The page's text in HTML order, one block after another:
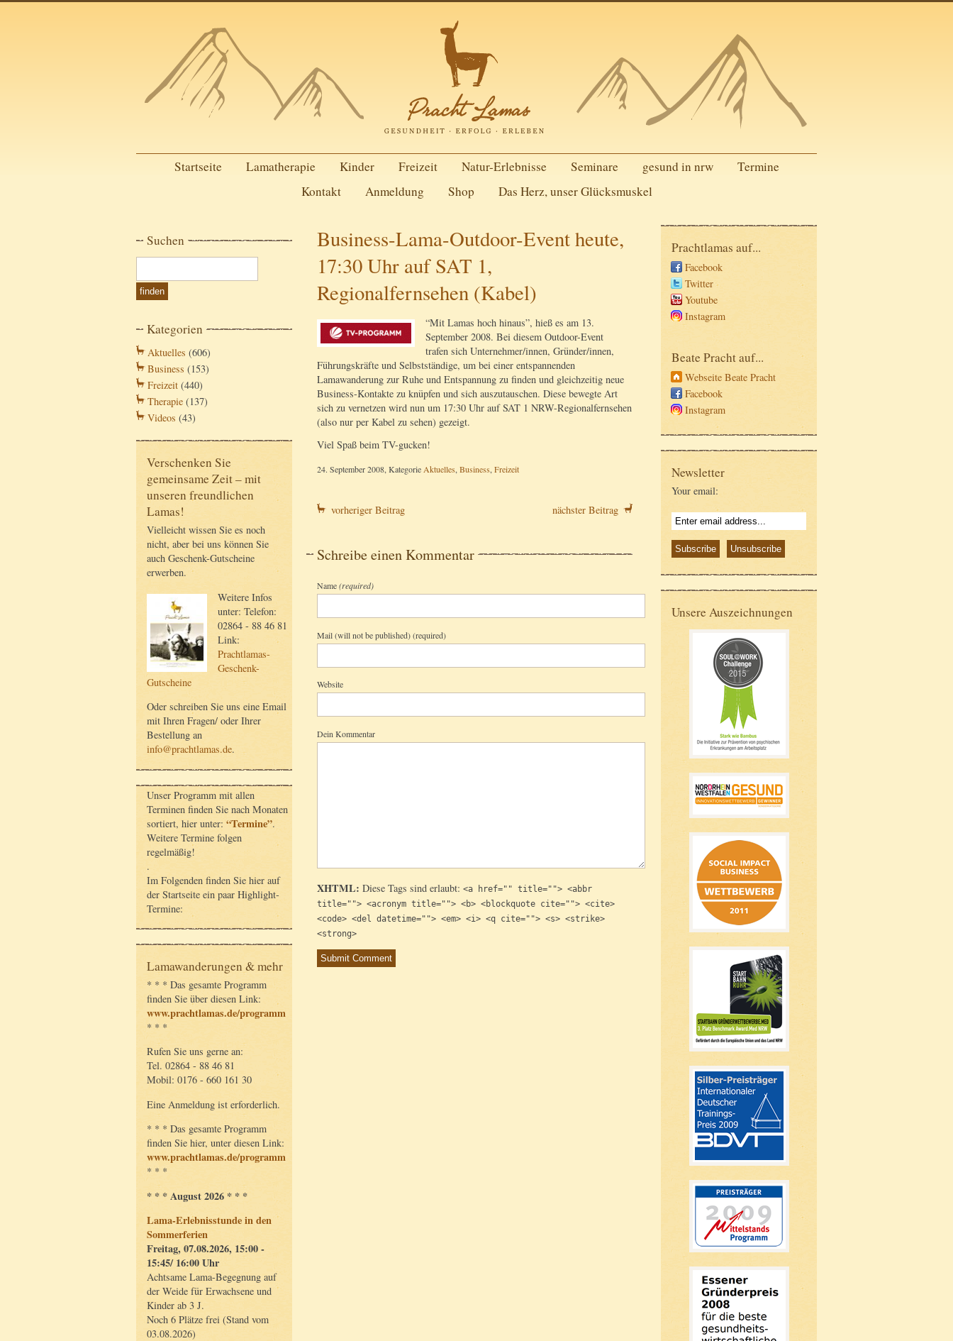
Startseite Lamatherapie Kinder Freizeit Natur-Erlebnisse Seminare gesund in nrw
Termine
Kontakt
Anmeldung Shop Das Herz, unser Glücksmuskel
Suchen
Kategorien
Aktuelles (606)
Business (153)
Freizeit (440)
Therapie (137)
Videos (43)
Verschenken Sie
gemeinsame Zeit – mit
unseren freundlichen
Lamas!
Vielleicht wissen Sie es noch
nicht, aber bei uns können Sie
auch Geschenk-Gutscheine
erwerben.
Weitere Infos
unter: Telefon:
02864 - 88 46 81
Link:
Prachtlamas-
Geschenk-
Gutscheine
Oder schreiben Sie uns eine Email
mit Ihren Fragen/ oder Ihrer
Bestellung an
info@prachtlamas.de.
Unser Programm mit allen
Terminen finden Sie nach Monaten
sortiert, hier unter: “Termine”.
Weitere Termine folgen
regelmäßig!
.
Im Folgenden finden Sie hier auf
der Startseite ein paar Highlight-
Termine:
Lamawanderungen & mehr
* * * Das gesamte Programm
finden Sie über diesen Link:
www.prachtlamas.de/programm
* * *
Rufen Sie uns gerne an:
Tel. 02864 - 88 46 81
Mobil: 0176 - 660 161 30
Eine Anmeldung ist erforderlich.
* * * Das gesamte Programm
finden Sie hier, unter diesen Link:
www.prachtlamas.de/programm
* * *
* * * August 2026 * * *
Lama-Erlebnisstunde in den
Sommerferien
Freitag, 07.08.2026, 15:00 -
15:45/ 16:00 Uhr
Achtsame Lama-Begegnung auf
der Weide für Erwachsene und
Kinder ab 3 J.
Noch 6 Plätze frei (Stand vom
03.08.2026)
Business-Lama-Outdoor-Event heute,
17:30 Uhr auf SAT 1,
Regionalfernsehen (Kabel)
“Mit Lamas hoch hinaus”, hieß es am 13.
September 2008. Bei diesem Outdoor-Event
trafen sich Unternehmer/innen, Gründer/innen,
Führungskräfte und Selbstständige, um bei einer entspannenden
Lamawanderung zur Ruhe und Entspannung zu finden und gleichzeitig neue
Business-Kontakte zu knüpfen und sich auszutauschen. Diese bewegte Art
sich zu vernetzen wird nun um 17:30 Uhr auf SAT 1 NRW-Regionalfernsehen
(also nur per Kabel zu sehen) gezeigt.
Viel Spaß beim TV-gucken!
24. September 2008, KategorieAktuelles,Business,Freizeit
vorheriger Beitrag nächster Beitrag
Schreibe einen Kommentar
Name(required)
Mail (will not be published) (required)
Website
Dein Kommentar
XHTML: Diese Tags sind erlaubt: <a href="" title=""> <abbr
title=""> <acronym title=""> <b> <blockquote cite=""> <cite>
<code> <del datetime=""> <em> <i> <q cite=""> <s> <strike>
<strong>
Prachtlamas auf...
Facebook
Twitter
Youtube
Instagram
Beate Pracht auf...
Webseite Beate Pracht
Facebook
Instagram
Newsletter
Your email:
Unsere Auszeichnungen